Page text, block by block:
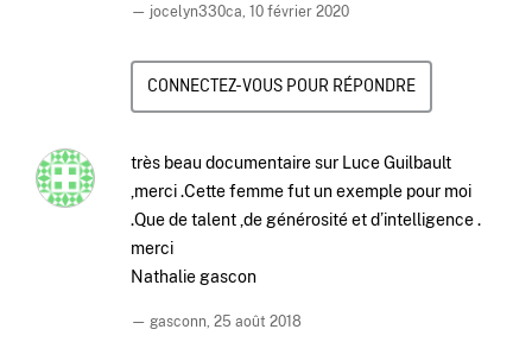
— jocelyn330ca, 10 février 2020
CONNECTEZ-VOUS POUR RÉPONDRE
très beau documentaire sur Luce Guilbault
,merci .Cette femme fut un exemple pour moi
.Que de talent ,de générosité et d’intelligence .
merci
Nathalie gascon
— gasconn, 25 août 2018